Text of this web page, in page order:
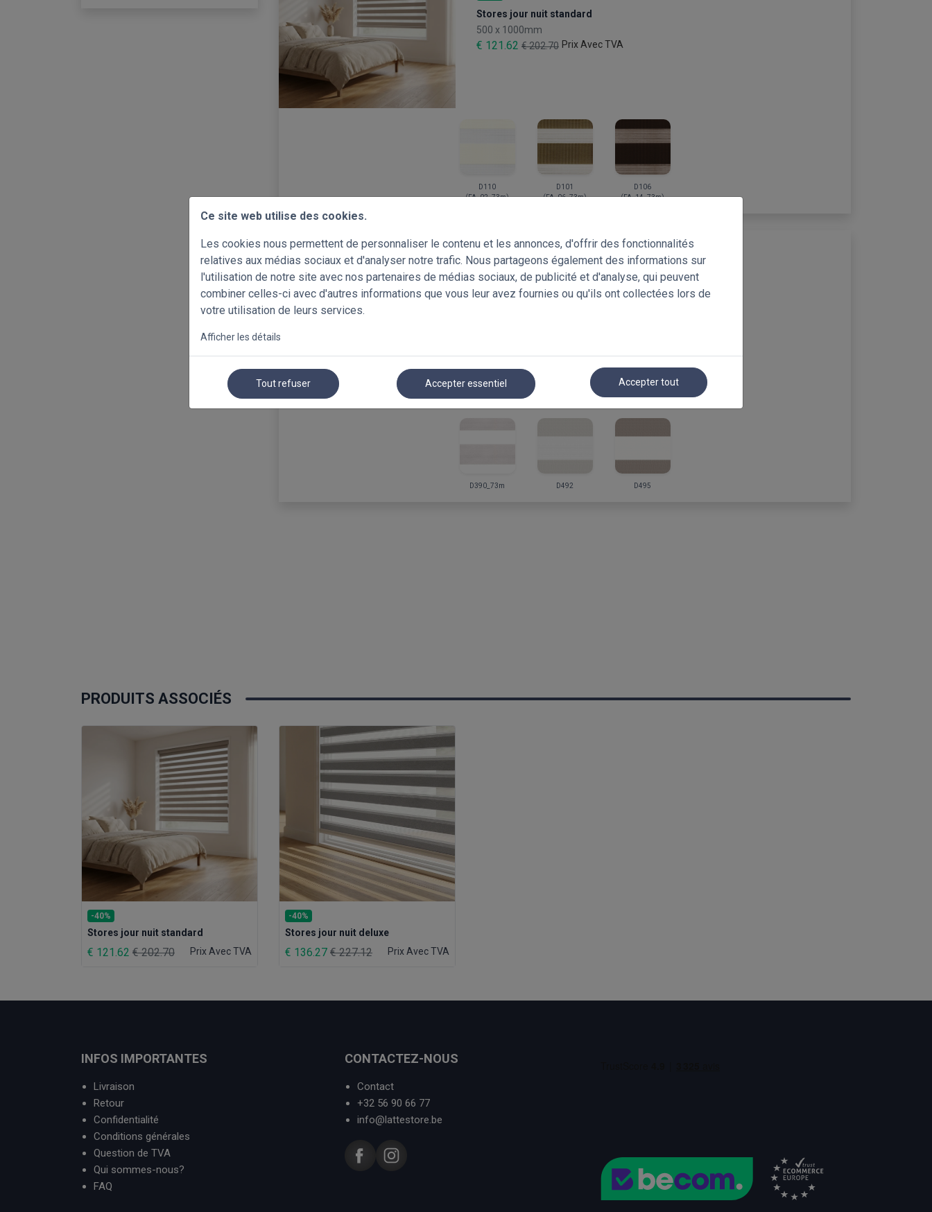
Ce site web utilise des cookies.
Les cookies nous permettent de personnaliser le contenu et les annonces, d'offrir des fonctionnalités
relatives aux médias sociaux et d'analyser notre trafic. Nous partageons également des informations sur
l'utilisation de notre site avec nos partenaires de médias sociaux, de publicité et d'analyse, qui peuvent
combiner celles-ci avec d'autres informations que vous leur avez fournies ou qu'ils ont collectées lors de
votre utilisation de leurs services.
Afficher les détails
Tout refuser Accepter essentiel Accepter tout
Stores jour nuit standard
500 x 1000mm
€ 121.62 € 202.70 Prix Avec TVA
D110
(FA_02_73m)
D101
(FA_06_73m)
D106
(FA_14_73m)
-40%
D390_73m D492 D495
PRODUITS ASSOCIÉS
-40%
Stores jour nuit standard
€ 121.62 € 202.70 Prix Avec TVA
-40%
Stores jour nuit deluxe
€ 136.27 € 227.12 Prix Avec TVA
INFOS IMPORTANTES
Livraison
Retour
Confidentialité
Conditions générales
Question de TVA
Qui sommes-nous?
FAQ
CONTACTEZ-NOUS
Contact
+32 56 90 66 77
info@lattestore.be